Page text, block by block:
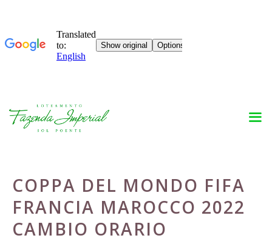
Skip
COPPA DEL MONDO FIFA
FRANCIA MAROCCO 2022
CAMBIO ORARIO